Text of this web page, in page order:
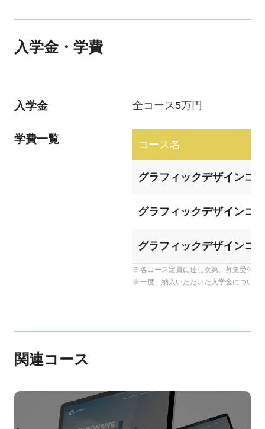
入学金・学費
入学金 全コース5万円
学費一覧 コース名
グラフィックデザインコ
グラフィックデザインコ
グラフィックデザインコ
各コース定員に達し次第、募集受付を
一度、納入いただいた入学金につい
関連コース